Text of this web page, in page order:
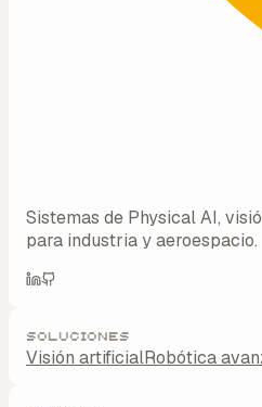
Sistemas de Physical AI,
para industria y aeroespacio.
Soluciones
Visión artificialRobótica